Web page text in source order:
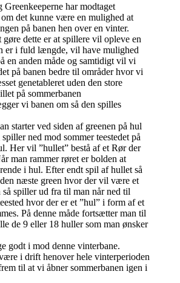
Greenkeeperne har modtaget
det kunne være en mulighed at
på banen hen over en vinter.
gøre dette er at spillere vil opleve en
er i fuld længde, vil have mulighed
en anden måde og samtidigt vil vi
på banen bedre til områder hvor vi
genetableret uden den store
på sommerbanen
vi banen om så den spilles
starter ved siden af greenen på hul
ned mod sommer teestedet på
Her vil ”hullet” bestå af et Rør der
man rammer røret er bolden at
i hul. Efter endt spil af hullet så
næste green hvor der vil være et
så spiller ud fra til man når ned til
hvor der er et ”hul” i form af et
På denne måde fortsætter man til
de 9 eller 18 huller som man ønsker
godt i mod denne vinterbane.
i drift henover hele vinterperioden
til at vi åbner sommerbanen igen i